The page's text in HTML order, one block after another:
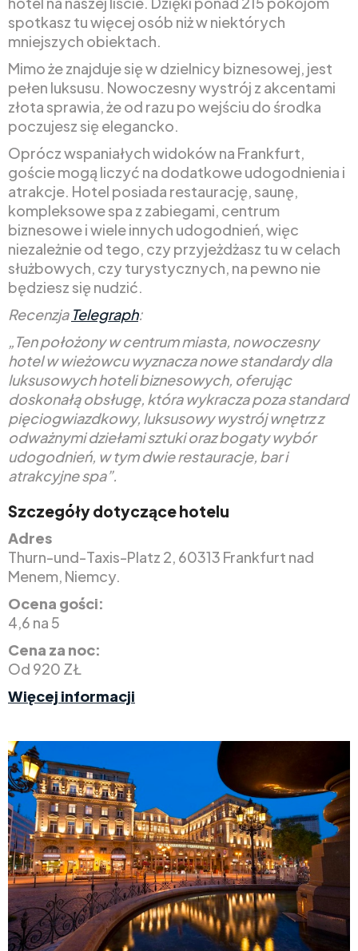
spotkasz tu więcej osób niż w niektórych
mniejszych obiektach.
Mimo że znajduje się w dzielnicy biznesowej, jest
pełen luksusu. Nowoczesny wystrój z akcentami
złota sprawia, że od razu po wejściu do środka
poczujesz się elegancko.
Oprócz wspaniałych widoków na Frankfurt,
goście mogą liczyć na dodatkowe udogodnienia i
atrakcje. Hotel posiada restaurację, saunę,
kompleksowe spa z zabiegami, centrum
biznesowe i wiele innych udogodnień, więc
niezależnie od tego, czy przyjeżdżasz tu w celach
służbowych, czy turystycznych, na pewno nie
będziesz się nudzić.
Recenzja Telegraph:
„Ten położony w centrum miasta, nowoczesny
hotel w wieżowcu wyznacza nowe standardy dla
luksusowych hoteli biznesowych, oferując
doskonałą obsługę, która wykracza poza standard
pięciogwiazdkowy, luksusowy wystrój wnętrz z
odważnymi dziełami sztuki oraz bogaty wybór
udogodnień, w tym dwie restauracje, bar i
atrakcyjne spa”.
Szczegóły dotyczące hotelu
Adres
Thurn-und-Taxis-Platz 2, 60313 Frankfurt nad
Menem, Niemcy.
Ocena gości:
4,6 na 5
Cena za noc:
Od 920 ZŁ
Więcej informacji